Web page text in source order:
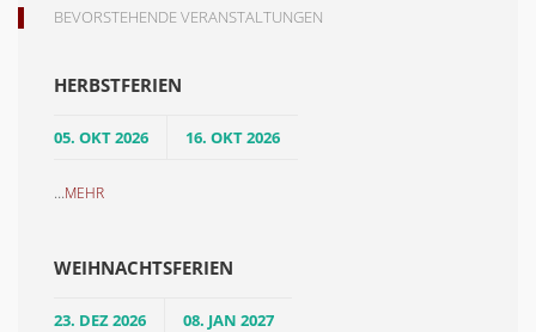
BEVORSTEHENDE VERANSTALTUNGEN
HERBSTFERIEN
05. OKT 2026 16. OKT 2026
...MEHR
WEIHNACHTSFERIEN
23. DEZ 2026 08. JAN 2027